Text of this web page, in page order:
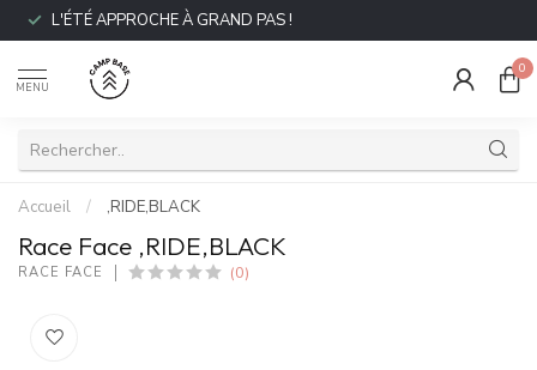
L'ÉTÉ APPROCHE À GRAND PAS !
MENU
0
Accueil / ,RIDE,BLACK
Race Face ,RIDE,BLACK
RACE FACE (0)